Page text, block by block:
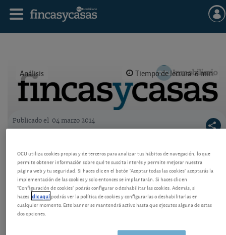
Análisis Tiempo de lectura: 6 min.
Logo OCU inmobiliario
Publicado el 04 marzo 2014
vivienda en Valencia?
No se deje deslumbrar por aparentes rebajas.
Hacemos los cálculos a partir de la rentabilidad
esperada por alquileres y su comparación con otras
inversiones más seguras. Vea nuestras
conclusiones.
OCU utiliza cookies propias y de terceros para analizar tus hábitos de navegación, lo que
permite obtener información sobre qué te suscita interés y permite mejorar nuestra
página web y tu seguridad. Si haces clic en el botón "Aceptar todas las cookies" aceptarás la
implementación de las cookies y solo entonces se implantarán. Si haces clic en
"Configuración de cookies" podrás configurar o deshabilitar las cookies. Además, si
haces clic aquípodrás ver la política de cookies y configurarlas o deshabilitarlas en
cualquier momento. Este banner se mantendrá activo hasta que ejecutes alguna de estas
dos opciones.